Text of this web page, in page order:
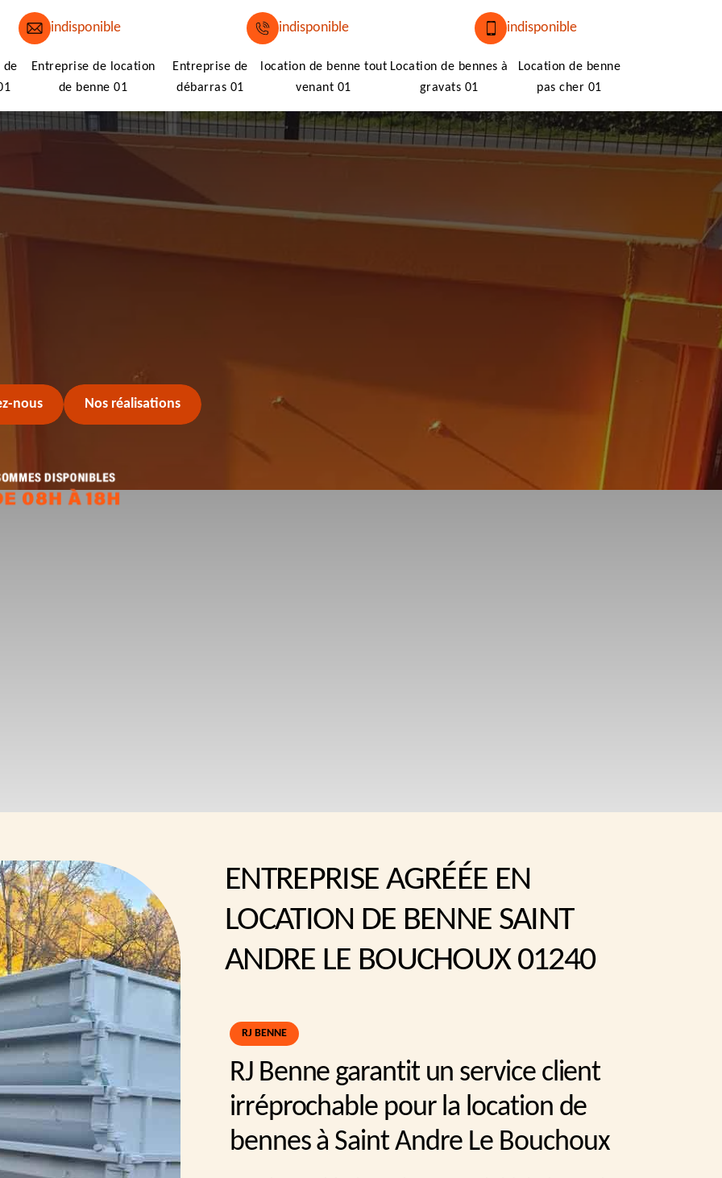
indisponible indisponible indisponible
de
Entreprise de location
de benne 01
Entreprise de
débarras 01
location de benne tout
venant 01
Location de bennes à
gravats 01
Location de benne
pas cher 01
nous Nos réalisations
ENTREPRISE AGRÉÉE EN
LOCATION DE BENNE SAINT
ANDRE LE BOUCHOUX 01240
RJ BENNE
RJ Benne garantit un service client
irréprochable pour la location de
bennes à Saint Andre Le Bouchoux